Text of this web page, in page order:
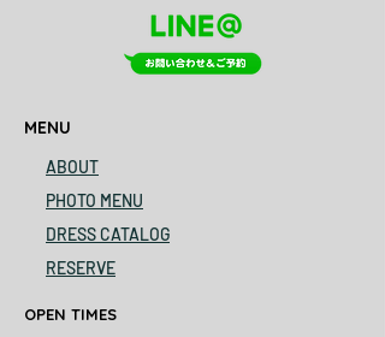
MENU
ABOUT
PHOTO MENU
DRESS CATALOG
RESERVE
OPEN TIMES